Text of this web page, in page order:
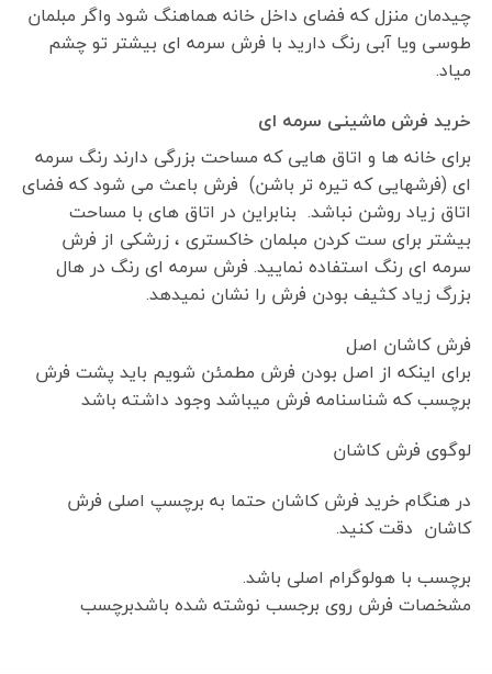
چیدمان منزل که فضای داخل خانه هماهنگ شود واگر مبلمان
طوسی ویا آبی رنگ دارید با فرش سرمه ای بیشتر تو چشم
میاد.
خرید فرش ماشینی سرمه ای
برای خانه ها و اتاق هایی که مساحت بزرگی دارند رنگ سرمه
ای (فرشهایی که تیره تر باشن) فرش باعث می شود که فضای
اتاق زیاد روشن نباشد. بنابراین در اتاق های با مساحت
بیشتر برای ست کردن مبلمان خاکستری ، زرشکی از فرش
سرمه ای رنگ استفاده نمایید. فرش سرمه ای رنگ در هال
بزرگ زیاد کثیف بودن فرش را نشان نمیدهد.
فرش کاشان اصل
برای اینکه از اصل بودن فرش مطمئن شویم باید پشت فرش
برچسب که شناسنامه فرش میباشد وجود داشته باشد
لوگوی فرش کاشان
در هنگام خرید فرش کاشان حتما به برچسپ اصلی فرش
کاشان دقت کنید.
برچسب با هولوگرام اصلی باشد.
مشخصات فرش روی برجسب نوشته شده باشدبرچسب